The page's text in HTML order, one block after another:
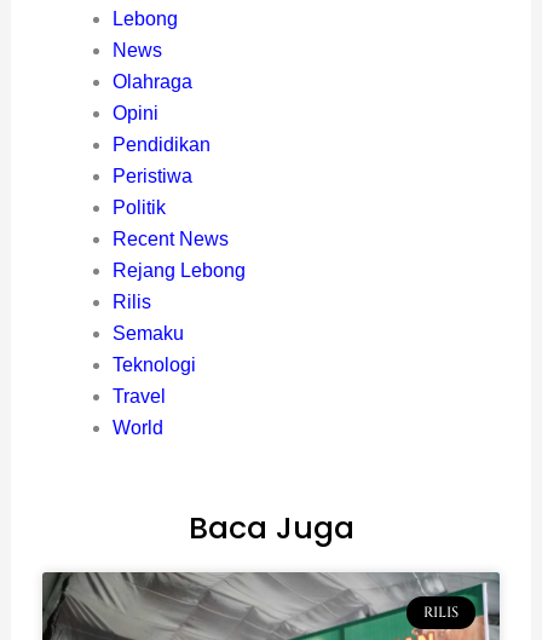
Lebong
News
Olahraga
Opini
Pendidikan
Peristiwa
Politik
Recent News
Rejang Lebong
Rilis
Semaku
Teknologi
Travel
World
Baca Juga
RILIS